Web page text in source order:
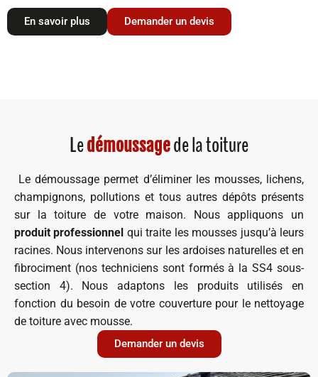
En savoir plus Demander un devis
Ledémoussagede la toiture
Le démoussage permet d’éliminer les mousses, lichens,
champignons, pollutions et tous autres dépôts présents
sur la toiture de votre maison. Nous appliquons un
produit professionnel qui traite les mousses jusqu’à leurs
racines. Nous intervenons sur les ardoises naturelles et en
fibrociment (nos techniciens sont formés à la SS4 sous-
section 4). Nous adaptons les produits utilisés en
fonction du besoin de votre couverture pour le nettoyage
de toiture avec mousse.
Demander un devis